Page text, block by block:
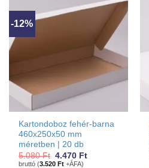
-12%
Kartondoboz fehér-barna
460x250x50 mm
méretben | 20 db
5.080Ft Original
price
4.470 FtCurrent
bruttó (3.520Ft +ÁFA)